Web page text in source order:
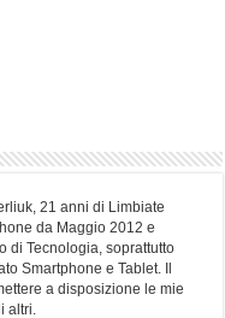
21 anni di Limbiate
da Maggio 2012 e
di Tecnologia, soprattutto
Smartphone e Tablet. Il
a disposizione le mie
altri.